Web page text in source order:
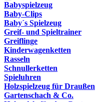
Babyspielzeug
Baby-Clips
Baby´s Spielzeug
Greif- und Spieltrainer
Greiflinge
Kinderwagenketten
Rasseln
Schnullerketten
Spieluhren
Holzspielzeug für Draußen
Gartenschach & Co.